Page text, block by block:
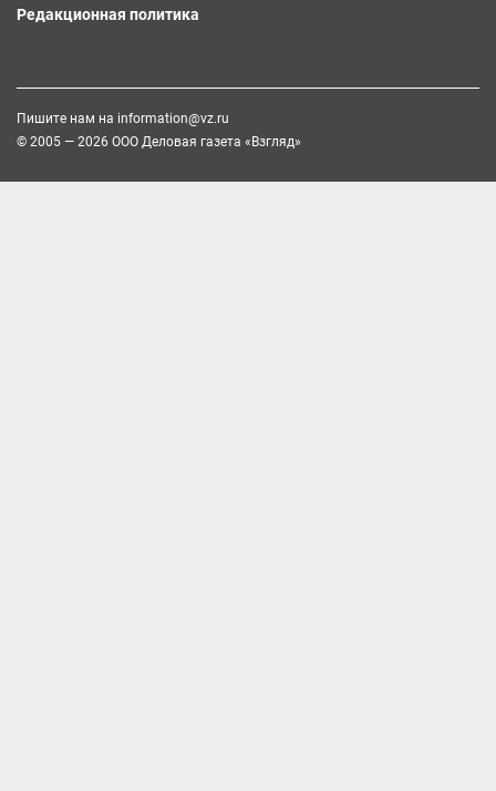
Редакционная политика
Пишите нам на information@vz.ru
© 2005 — 2026 ООО Деловая газета «Взгляд»